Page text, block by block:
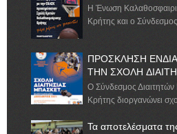
Η Ένωση
Κρήτης και ο
ΠΡΟΣΚΛΗΣΗ
ΤΗΝ ΣΧΟΛΗ
Ο Σύνδεσμος
Κρήτης διοργανώνει
Τα αποτελέσματα